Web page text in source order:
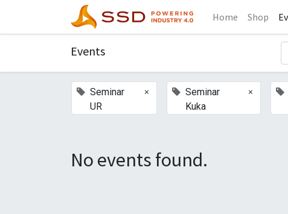
Home Shop
Events
Seminar
UR
×
Seminar
Kuka
×
No events found.